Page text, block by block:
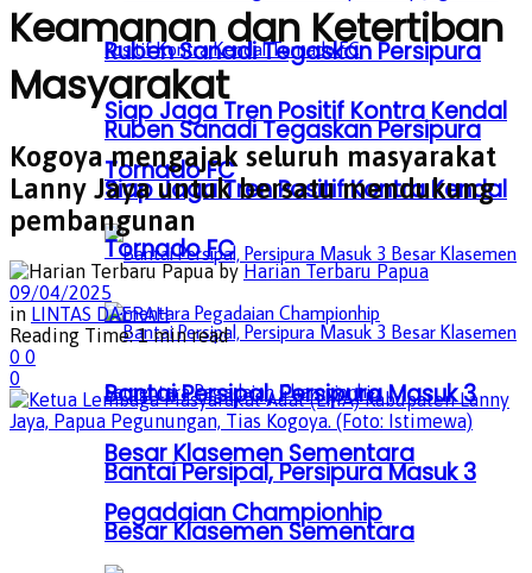
Ruben Sanadi Tegaskan Persipura
Siap Jaga Tren Positif Kontra Kendal
Tornado FC
Bantai Persipal, Persipura Masuk 3
Besar Klasemen Sementara
Pegadaian Championhip
Ruben Sanadi Tegaskan Persipura
Siap Jaga Tren Positif Kontra Kendal
Tornado FC
Bantai Persipal, Persipura Masuk 3
Besar Klasemen Sementara
Keamanan dan Ketertiban
Masyarakat
Kogoya mengajak seluruh masyarakat
Lanny Jaya untuk bersatu mendukung
pembangunan
by Harian Terbaru Papua
09/04/2025
in LINTAS DAERAH
Reading Time: 1 min read
0 0
0